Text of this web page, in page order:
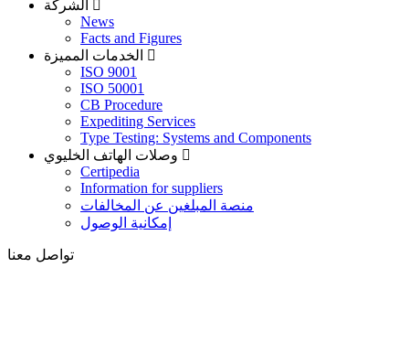
News
Facts and Figures
ISO 9001
ISO 50001
CB Procedure
Expediting Services
Type Testing: Systems and Components
Certipedia
Information for suppliers
منصة المبلغين عن المخالفات
إمكانية الوصول
تواصل معنا